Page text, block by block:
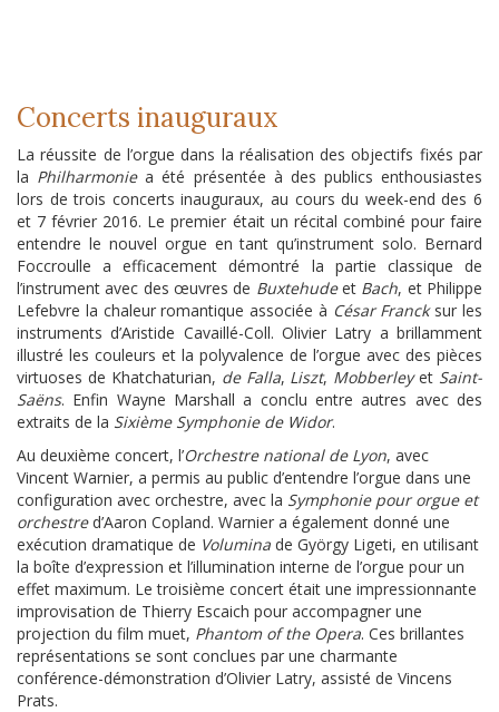
Concerts inauguraux
La réussite de l’orgue dans la réalisation des objectifs fixés par
la Philharmoniea été présentée à des publics enthousiastes
lors de trois concerts inauguraux, au cours du week-end des 6
et 7 février 2016. Le premier était un récital combiné pour faire
entendre le nouvel orgue en tant qu’instrument solo. Bernard
Foccroulle a efficacement démontré la partie classique de
l’instrument avec des œuvres de Buxtehudeet Bach, et Philippe
Lefebvre la chaleur romantique associée à César Francksur les
instruments d’Aristide Cavaillé-Coll. Olivier Latry a brillamment
illustré les couleurs et la polyvalence de l’orgue avec des pièces
virtuoses de Khatchaturian, de Falla, Liszt, Mobberleyet Saint-
Saëns. Enfin Wayne Marshall a conclu entre autres avec des
extraits de la Sixième Symphonie de Widor.
Au deuxième concert, l’Orchestre national de Lyon, avec
Vincent Warnier, a permis au public d’entendre l’orgue dans une
configuration avec orchestre, avec la Symphonie pour orgue et
orchestred’Aaron Copland. Warnier a également donné une
exécution dramatique de Volumina de György Ligeti, en utilisant
la boîte d’expression et l’illumination interne de l’orgue pour un
effet maximum. Le troisième concert était une impressionnante
improvisation de Thierry Escaich pour accompagner une
projection du film muet, Phantom of the Opera. Ces brillantes
représentations se sont conclues par une charmante
conférence-démonstration d’Olivier Latry, assisté de Vincens
Prats.